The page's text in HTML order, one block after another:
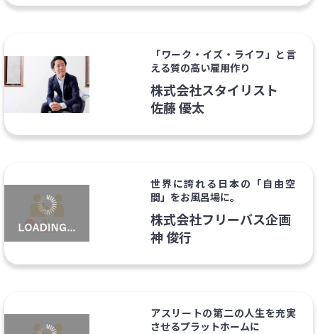
「ワーク・イズ・ライフ」と言
える質の高い雇用作り
株式会社スタイリスト
佐藤 優太
世界に誇れる日本の「自由空
間」をお風呂場に。
株式会社フリーバス企画
神 俊行
アスリートの第二の人生を充実
させるプラットホームに